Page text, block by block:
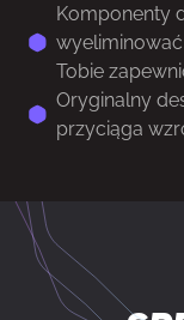
Komponenty
Tobie
Oryginalny
przyciąga